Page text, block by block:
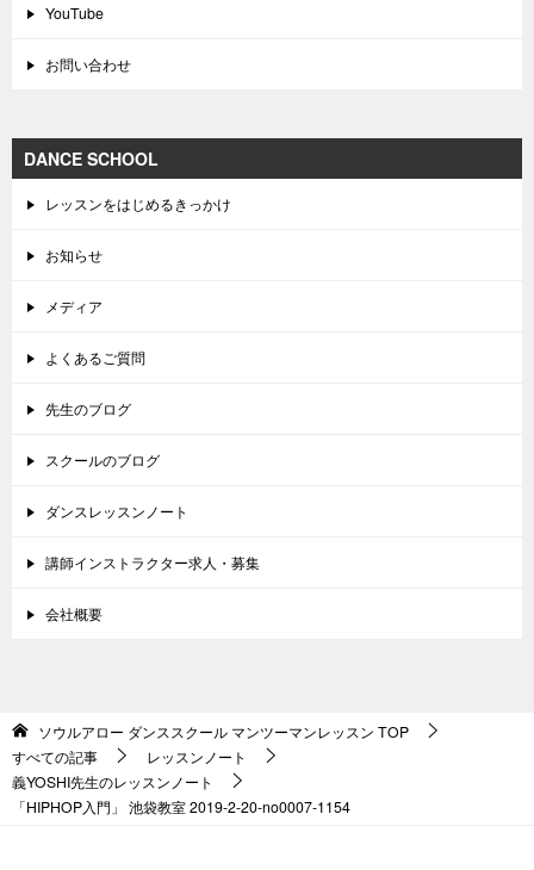
YouTube
お問い合わせ
DANCE SCHOOL
レッスンをはじめるきっかけ
お知らせ
メディア
よくあるご質問
先生のブログ
スクールのブログ
ダンスレッスンノート
講師インストラクター求人・募集
会社概要
ソウルアロー ダンススクール マンツーマンレッスン TOP
すべての記事
レッスンノート
義YOSHI先生のレッスンノート
「HIPHOP入門」 池袋教室 2019-2-20-no0007-1154